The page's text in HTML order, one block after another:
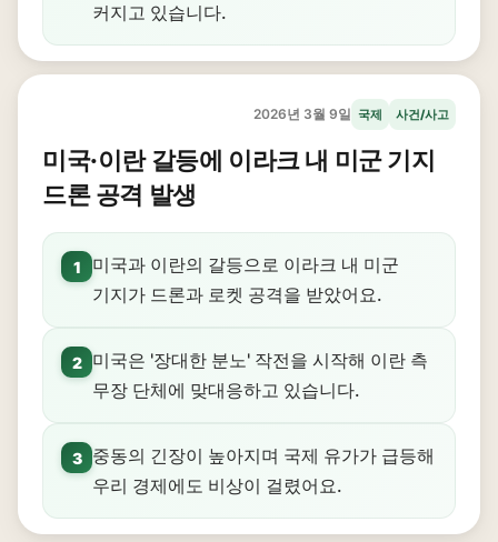
커지고 있습니다.
2026년 3월 9일 국제 사건/사고
미국·이란 갈등에 이라크 내 미군 기지
드론 공격 발생
1
미국과 이란의 갈등으로 이라크 내 미군
기지가 드론과 로켓 공격을 받았어요.
2
미국은 '장대한 분노' 작전을 시작해 이란 측
무장 단체에 맞대응하고 있습니다.
3
중동의 긴장이 높아지며 국제 유가가 급등해
우리 경제에도 비상이 걸렸어요.